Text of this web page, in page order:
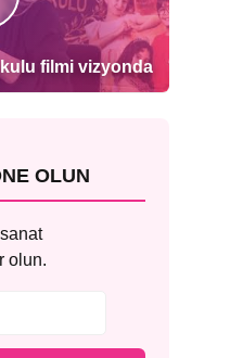
filmi vizyonda
OLUN
olun.